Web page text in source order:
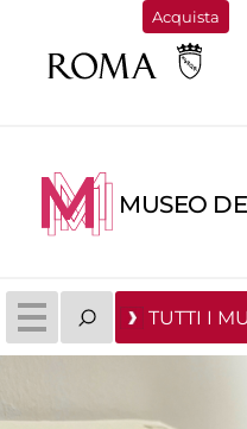
Acquista
MUSEO
TUTTI I